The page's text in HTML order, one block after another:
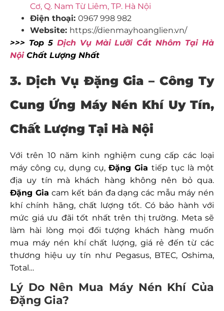
Cơ, Q. Nam Từ Liêm, TP. Hà Nội
Điện thoại: 0967 998 982
Website: https://dienmayhoanglien.vn/
>>> Top 5 Dịch Vụ Mài Lưỡi Cắt Nhôm Tại Hà
NộiChất Lượng Nhất
3. Dịch Vụ Đặng Gia – Công Ty
Cung Ứng Máy Nén Khí Uy Tín,
Chất Lượng Tại Hà Nội
Với trên 10 năm kinh nghiệm cung cấp các loại
máy công cụ, dụng cụ, Đặng Giatiếp tục là một
địa uy tín mà khách hàng không nên bỏ qua.
Đặng Gia cam kết bán đa dạng các mẫu máy nén
khí chính hãng, chất lượng tốt. Có bảo hành với
mức giá ưu đãi tốt nhất trên thị trường. Meta sẽ
làm hài lòng mọi đối tượng khách hàng muốn
mua máy nén khí chất lượng, giá rẻ đến từ các
thương hiệu uy tín như Pegasus, BTEC, Oshima,
Total…
Lý Do Nên Mua Máy Nén Khí Của
Đặng Gia?